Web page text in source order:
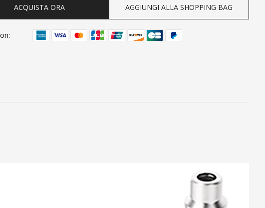
ACQUISTA ORA AGGIUNGI ALLA SHOPPING BAG